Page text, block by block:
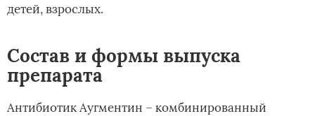
детей, взрослых.
Состав и формы выпуска
препарата
Антибиотик Аугментин – комбинированный